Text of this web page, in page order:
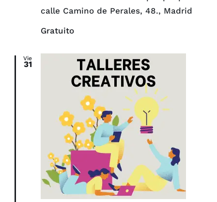
calle Camino de Perales, 48., Madrid
Gratuito
Vie
31